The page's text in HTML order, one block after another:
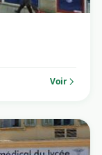
Voir